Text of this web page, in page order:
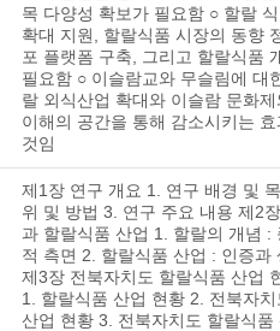
목 다양성 확보가 필요함 ○ 할랄
확대 지원, 할랄식품 시장의 동향
포 플랫폼 구축, 그리고 할랄식품
필요함 ○ 이슬람교와 무슬림에 대
랄 외식산업 확대와 이슬람 문화
이해의 공간을 통해 감소시키는
것임
제1장 연구 개요 1. 연구 배경 및
위 및 방법 3. 연구 주요 내용 제2
과 할랄식품 산업 1. 할랄의 개념 :
적 측면 2. 할랄식품 산업 : 인증과
제3장 전북자치도 할랄식품 산업
1. 할랄식품 산업 현황 2. 전북자
산업 현황 3. 전북자치도 할랄식품